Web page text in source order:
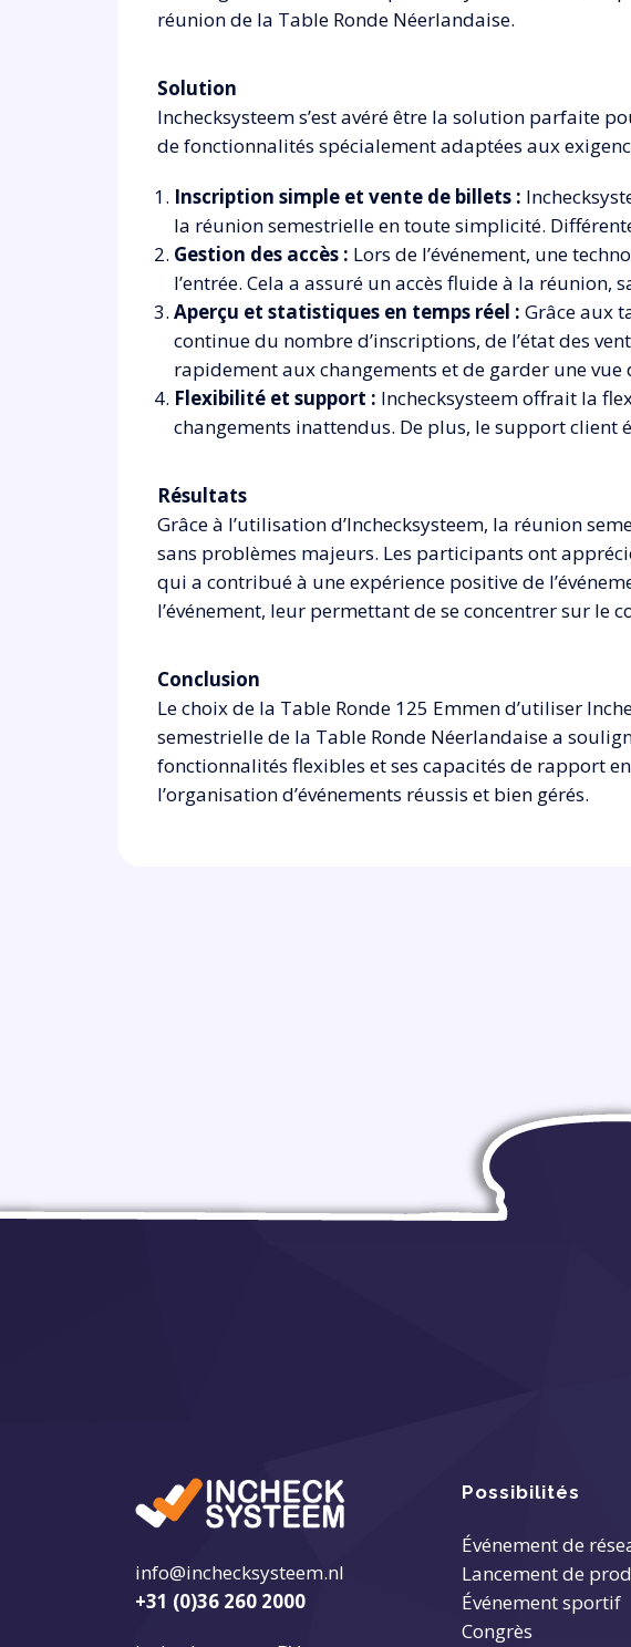
réunion de la Table Ronde Néerlandaise.
Solution
Inchecksysteem s’est avéré être la solution parfaite
de fonctionnalités spécialement adaptées aux
Inscription simple et vente de billets :
la réunion semestrielle en toute simplicité.
Gestion des accès : Lors de l’événement, une
l’entrée. Cela a assuré un accès fluide à la réunion,
Aperçu et statistiques en temps réel : Grâce aux
continue du nombre d’inscriptions, de l’état des
rapidement aux changements et de garder une vue
Flexibilité et support : Inchecksysteem offrait la
changements inattendus. De plus, le support
Résultats
Grâce à l’utilisation d’Inchecksysteem, la réunion
sans problèmes majeurs. Les participants ont
qui a contribué à une expérience positive de
l’événement, leur permettant de se concentrer sur le
Conclusion
Le choix de la Table Ronde 125 Emmen d’utiliser
semestrielle de la Table Ronde Néerlandaise a
fonctionnalités flexibles et ses capacités de rapport
l’organisation d’événements réussis et bien gérés.
info@inchecksysteem.nl
+31 (0)36 260 2000
Possibilités
Événement de
Lancement de
Événement sportif
Congrès